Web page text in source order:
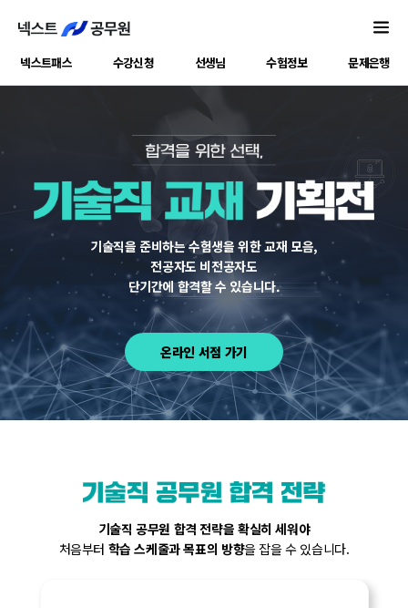
넥스트패스 수강신청 선생님 수험정보 문제은행
기술직을 준비하는 수험생을 위한 교재 모음,
전공자도 비전공자도
단기간에 합격할 수 있습니다.
온라인 서점 가기
기술직 공무원 합격 전략을 확실히 세워야
처음부터 학습 스케줄과 목표의 방향을 잡을 수 있습니다.